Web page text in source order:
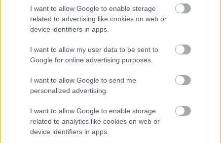
I want to allow Google to enable storage
related to advertising like cookies on web or
device identifiers in apps.
I want to allow my user data to be sent to
Google for online advertising purposes.
I want to allow Google to send me
personalized advertising.
I want to allow Google to enable storage
related to analytics like cookies on web or
device identifiers in apps.
24 ÓRA TOVÁBBI HÍREI
24 óra